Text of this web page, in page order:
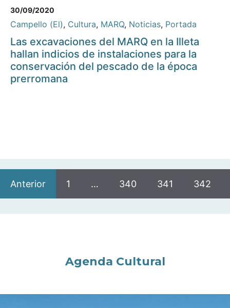
30/09/2020
Campello (El), Cultura, MARQ, Noticias, Portada
Las excavaciones del MARQ en la Illeta
hallan indicios de instalaciones para la
conservación del pescado de la época
prerromana
Anterior 1 … 340 341 342
Agenda Cultural